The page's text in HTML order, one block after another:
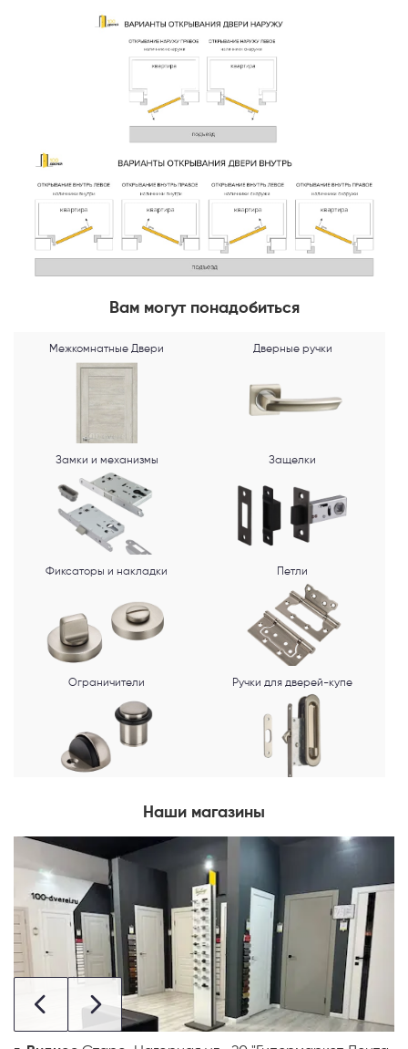
Вам могут понадобиться
Межкомнатные Двери Дверные ручки
Замки и механизмы Защелки
Фиксаторы и накладки Петли
Ограничители Ручки для дверей-купе
Наши магазины
Выберите способ связи
Перезвонить
Политикой конфиденциальностии даюсогласие на
обработку персональных данных.